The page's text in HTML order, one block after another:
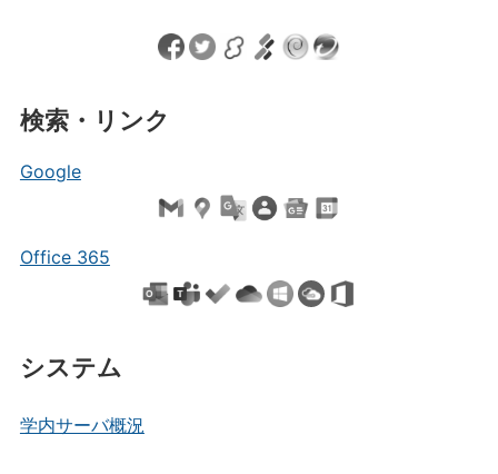
検索・リンク
Google
Office 365
システム
学内サーバ概況